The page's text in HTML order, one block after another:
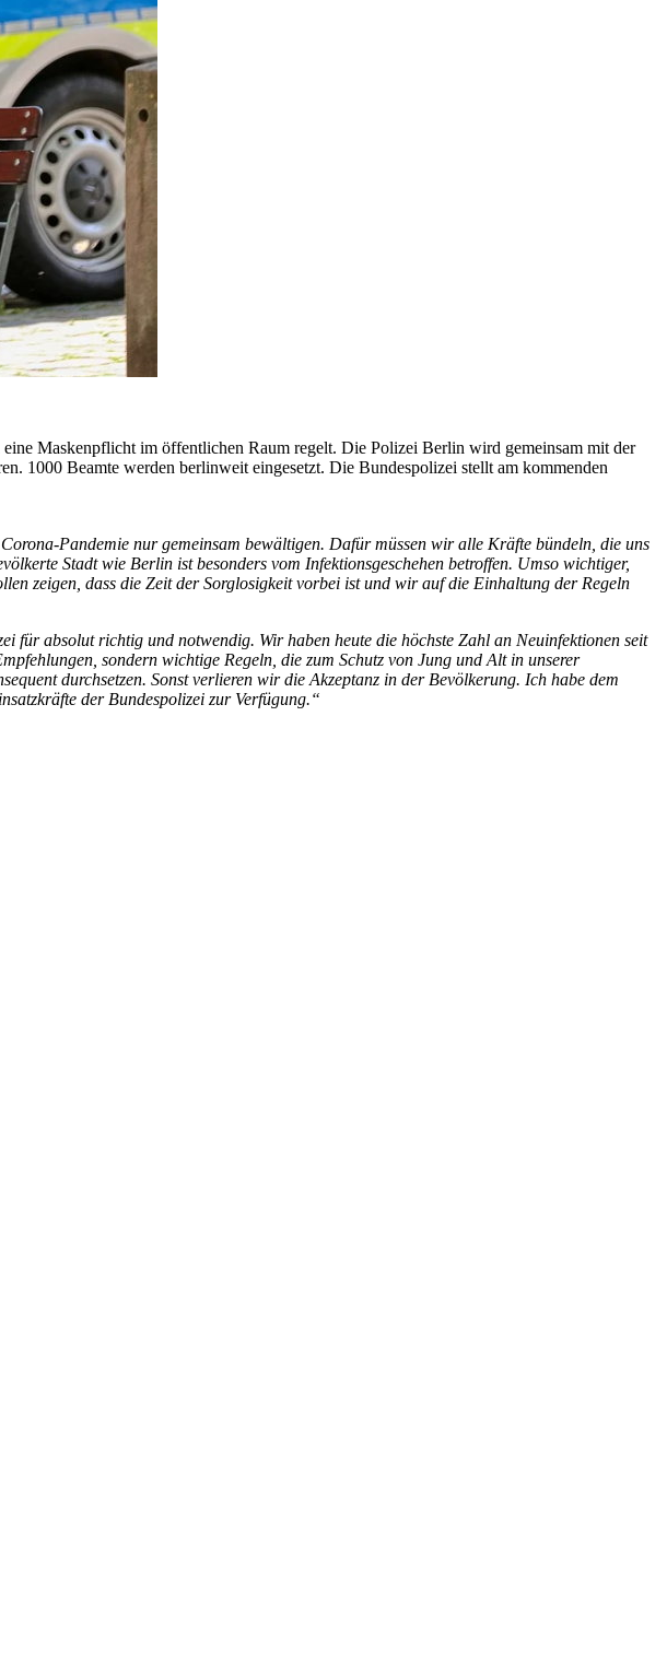
Maskenpflicht im öffentlichen Raum regelt. Die Polizei Berlin wird gemeinsam mit der
1000 Beamte werden berlinweit eingesetzt. Die Bundespolizei stellt am kommenden
Corona-Pandemie nur gemeinsam bewältigen. Dafür müssen wir alle Kräfte bündeln, die uns
Stadt wie Berlin ist besonders vom Infektionsgeschehen betroffen. Umso wichtiger,
zeigen, dass die Zeit der Sorglosigkeit vorbei ist und wir auf die Einhaltung der Regeln
für absolut richtig und notwendig. Wir haben heute die höchste Zahl an Neuinfektionen seit
sondern wichtige Regeln, die zum Schutz von Jung und Alt in unserer
durchsetzen. Sonst verlieren wir die Akzeptanz in der Bevölkerung. Ich habe dem
der Bundespolizei zur Verfügung.“